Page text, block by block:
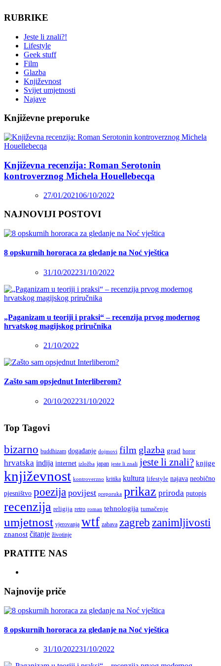
RUBRIKE
Jeste li znali?!
Lifestyle
Geek stuff
Film
Glazba
Književnost
Svijet umjetnosti
Najave
Književne preporuke
Književna recenzija: Roman Serotonin
kontroverznog Michela Houellebecqa
27/01/202106/10/2022
NAJNOVIJI POSTOVI
8 opskurnih hororaca za gledanje na Noć vještica
31/10/202231/10/2022
„Paganizam u teoriji i praksi“ – recenzija prvog modernog
hrvatskog magijskog priručnika
21/10/2022
Zašto sam opsjednut Interliberom?
20/10/202231/10/2022
Top Tagovi
bizarno buddhizam događanje dojmovi film glazba grad horor
hrvatska indija internet izložba japan jeste li znali jeste li znali? knjige
književnost kontroverzno kritika kultura lifestyle najava neobično
pjesništvo poezija povijest preporuka prikaz priroda putopis
recenzija religija retro roman tehnologija tumačenje
umjetnost vjerovanja wtf zabava zagreb zanimljivosti
znanost čitanje životinje
PRATITE NAS
Najnovije priče
8 opskurnih hororaca za gledanje na Noć vještica
31/10/202231/10/2022